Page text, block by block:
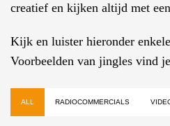
creatief en kijken altijd met
Kijk en luister hieronder
Voorbeelden van jingles vind
ALL RADIOCOMMERCIALS